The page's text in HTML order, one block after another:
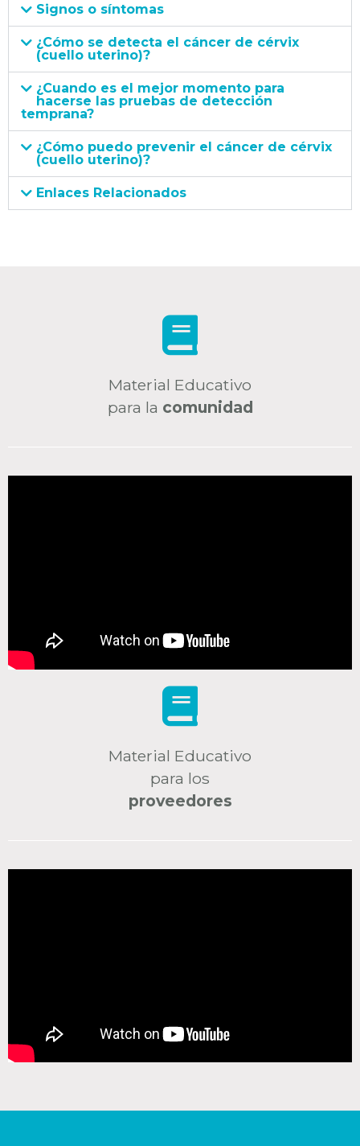
Signos o síntomas
¿Cómo se detecta el cáncer de cérvix
(cuello uterino)?
¿Cuando es el mejor momento para
hacerse las pruebas de detección
temprana?
¿Cómo puedo prevenir el cáncer de cérvix
(cuello uterino)?
Enlaces Relacionados
Material Educativo
para la comunidad
Material Educativo
para los
proveedores